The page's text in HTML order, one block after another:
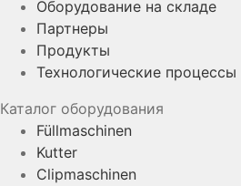
Оборудование на складе
Партнеры
Продукты
Технологические процессы
Каталог оборудования
Füllmaschinen
Kutter
Clipmaschinen